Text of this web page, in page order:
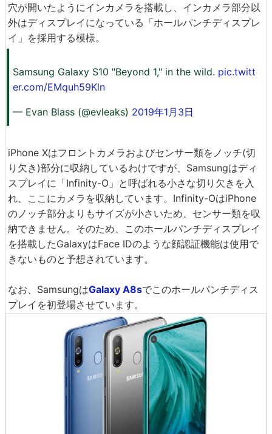
穴が開いたようにインカメラを搭載し、インカメラ部分以
外はディスプレイになっている「ホールパンチディスプレ
イ」を採用する模様。
Samsung Galaxy S10 "Beyond 1," in the wild. pic.twitt
er.com/EMquh59Kln
— Evan Blass (@evleaks) 2019年1月3日
iPhone Xはフロントカメラおよびセンサー類をノッチ(切
り欠き)部分に収納しているわけですが、Samsungはディ
スプレイに「Infinity-O」と呼ばれる小さな切り欠きを入
れ、ここにカメラを収納しています。Infinity-OはiPhone
のノッチ部分よりもサイズが小さいため、センサー類を収
納できません。そのため、このホールパンチディスプレイ
を搭載したGalaxyはFace IDのような顔認証機能は使用で
きないものと予想されています。
なお、SamsungはGalaxy A8sでこのホールパンチディス
プレイを初登場させています。